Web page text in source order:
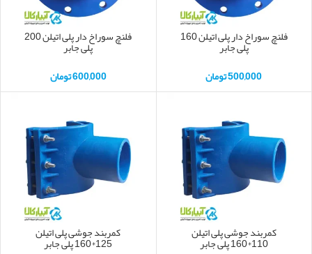
فلنچ سوراخ دار پلی اتیلن 160
پلی جابر
500,000تومان
فلنچ سوراخ دار پلی اتیلن 200
پلی جابر
600,000تومان
کمربند جوشی پلی اتیلن
110*160 پلی جابر
کمربند جوشی پلی اتیلن
125*160 پلی جابر